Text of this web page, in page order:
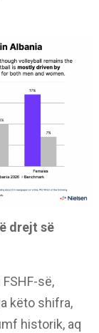
drejt së
së,
këto shifra,
historik, aq